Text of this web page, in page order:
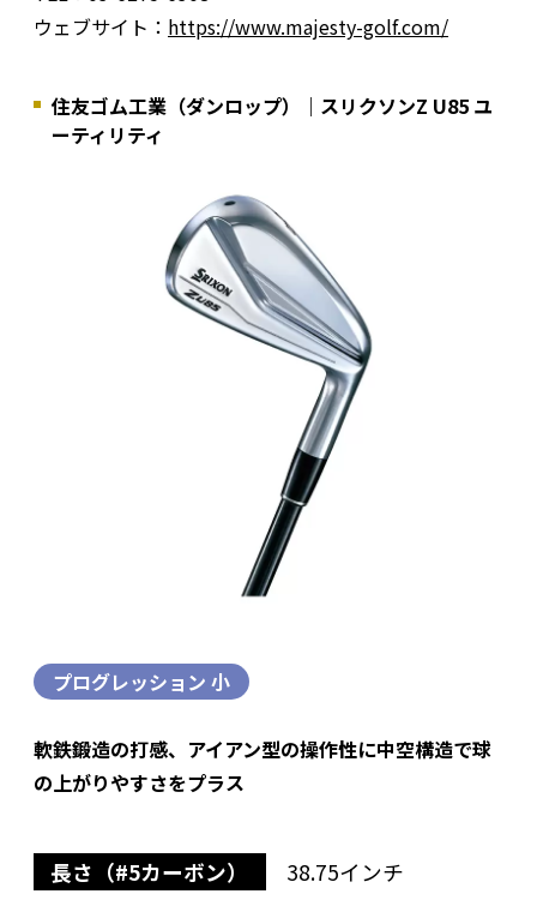
ウェブサイト： https://www.majesty-golf.com/
住友ゴム工業（ダンロップ）｜スリクソンZ U85 ユ
ーティリティ
プログレッション 小
軟鉄鍛造の打感、アイアン型の操作性に中空構造で球
の上がりやすさをプラス
長さ（#5カーボン） 38.75インチ